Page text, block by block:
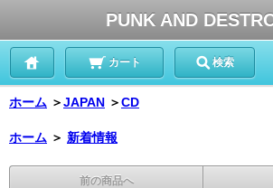
PUNK AND
カート 検索
ホーム ＞JAPAN ＞CD
ホーム ＞ 新着情報
前の商品へ